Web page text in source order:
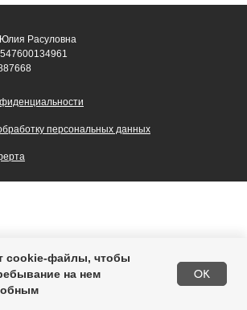
Купить
cookie-файлы, чтобы
на нем
OK
Расуловна
персональных данных